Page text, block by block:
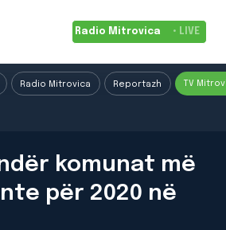
Radio Mitrovica • LIVE
Radio Mitrovica Reportazh TV
komunat më
për 2020 në